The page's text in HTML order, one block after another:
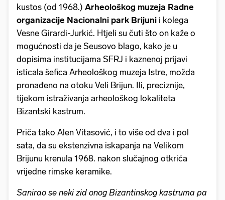
kustos (od 1968.) Arheološkog muzeja Radne
organizacije Nacionalni park Brijuni i kolega
Vesne Girardi-Jurkić. Htjeli su čuti što on kaže o
mogućnosti da je Seusovo blago, kako je u
dopisima institucijama SFRJ i kaznenoj prijavi
isticala šefica Arheološkog muzeja Istre, možda
pronađeno na otoku Veli Brijun. Ili, preciznije,
tijekom istraživanja arheološkog lokaliteta
Bizantski kastrum.
Priča tako Alen Vitasović, i to više od dva i pol
sata, da su ekstenzivna iskapanja na Velikom
Brijunu krenula 1968. nakon slučajnog otkrića
vrijedne rimske keramike.
Sanirao se neki zid onog Bizantinskog kastruma pa